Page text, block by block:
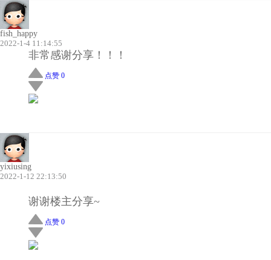
fish_happy
2022-1-4 11:14:55
非常感谢分享！！！
点赞 0
yixiusing
2022-1-12 22:13:50
谢谢楼主分享~
点赞 0